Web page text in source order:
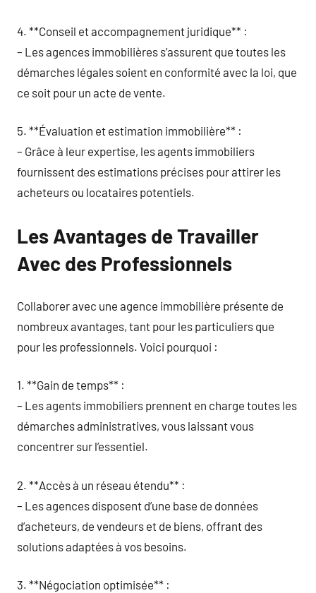
4. **Conseil et accompagnement juridique** :
– Les agences immobilières s’assurent que toutes les
démarches légales soient en conformité avec la loi, que
ce soit pour un acte de vente.
5. **Évaluation et estimation immobilière** :
– Grâce à leur expertise, les agents immobiliers
fournissent des estimations précises pour attirer les
acheteurs ou locataires potentiels.
Les Avantages de Travailler
Avec des Professionnels
Collaborer avec une agence immobilière présente de
nombreux avantages, tant pour les particuliers que
pour les professionnels. Voici pourquoi :
1. **Gain de temps** :
– Les agents immobiliers prennent en charge toutes les
démarches administratives, vous laissant vous
concentrer sur l’essentiel.
2. **Accès à un réseau étendu** :
– Les agences disposent d’une base de données
d’acheteurs, de vendeurs et de biens, offrant des
solutions adaptées à vos besoins.
3. **Négociation optimisée** :